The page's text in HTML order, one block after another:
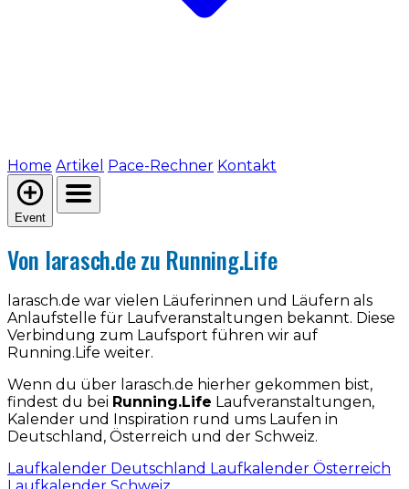
Home Artikel Pace-Rechner Kontakt
Event
Von larasch.de zu Running.Life
larasch.de war vielen Läuferinnen und Läufern als
Anlaufstelle für Laufveranstaltungen bekannt. Diese
Verbindung zum Laufsport führen wir auf
Running.Life weiter.
Wenn du über larasch.de hierher gekommen bist,
findest du bei Running.Life Laufveranstaltungen,
Kalender und Inspiration rund ums Laufen in
Deutschland, Österreich und der Schweiz.
Laufkalender Deutschland Laufkalender Österreich